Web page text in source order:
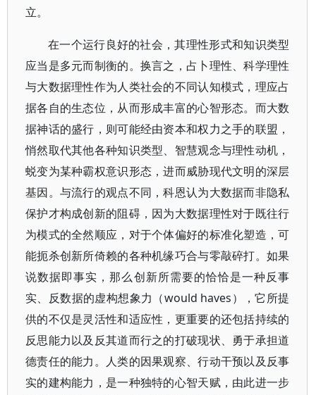
立。
在一个运行良好的社会，其理性形式和知识类型
应当是多元而制衡的。换言之，占卜理性、科学理性
与大数据理性作为人类社会的不同认知模式，理应占
据各自的生态位，从而形成丰富的心智形态。而大数
据神话的盛行，则可能经由资本和权力之手的联盟，
悄然取代其他各种知识类型、智慧观念与理性动机，
蜕变为某种霸权意识形态，进而威胁现代文明的深层
基因。与流行的观点不同，科恩认为大数据而非隐私
保护才构成创新的阻碍，因为大数据理性对于既往行
为模式的全然顺应，对于个体偏好的标准化塑造，可
能扼杀创新所倚赖的各种机缘巧合与零敲碎打。如果
说数据即事实，那么创新所需要的恰恰是一种反事
实、反数据的虚构想象力（would haves），它所提
供的不仅是灵活性和适应性，更重要的还包括持续的
反思能力以及反其道而行之的打破现状、勇于承担道
德责任的能力。人类的因果观察、行动干预以及反事
实的建构能力，是一种独特的心智天赋，由此进一步